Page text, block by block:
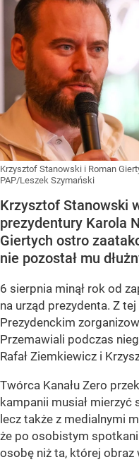
Krzysztof Stanowski i Roman
PAP/Leszek Szymański
Krzysztof Stanowski
prezydentury Karola
Giertych ostro
nie pozostał mu
6 sierpnia minął rok od
na urząd prezydenta. Z
Prezydenckim
Przemawiali podczas
Rafał Ziemkiewicz i
Twórca Kanału Zero
kampanii musiał
lecz także z medialnymi
że po osobistym
osobę niż ta, której obraz